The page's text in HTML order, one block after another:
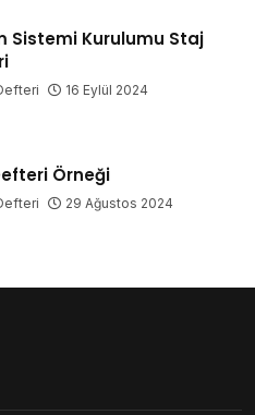
Sistemi Kurulumu Staj
16 Eylül 2024
Örneği
29 Ağustos 2024